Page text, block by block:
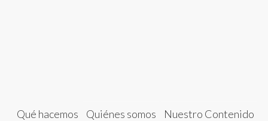
Qué hacemos Quiénes somos
Nuestro Contenido